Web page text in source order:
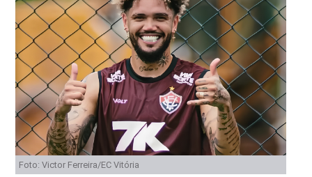
Foto: Victor Ferreira/EC Vitória